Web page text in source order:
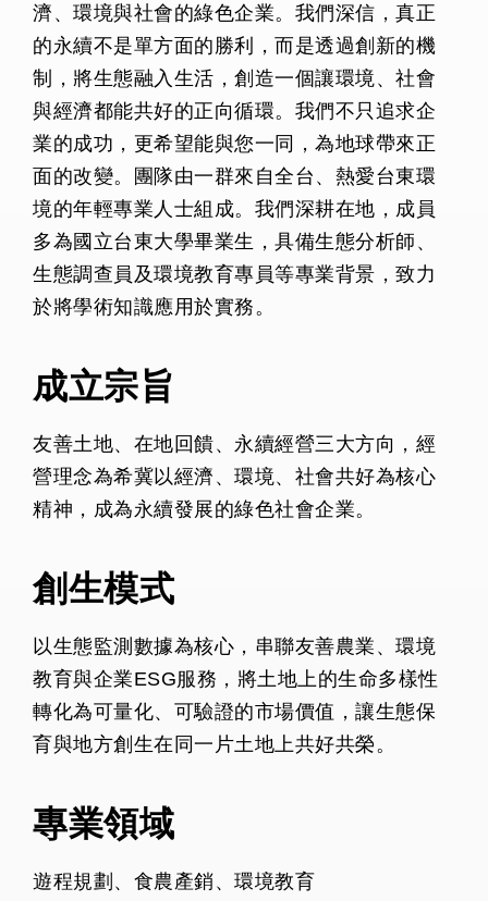
濟、環境與社會的綠色企業。我們深信，真正
的永續不是單方面的勝利，而是透過創新的機
制，將生態融入生活，創造一個讓環境、社會
與經濟都能共好的正向循環。我們不只追求企
業的成功，更希望能與您一同，為地球帶來正
面的改變。團隊由一群來自全台、熱愛台東環
境的年輕專業人士組成。我們深耕在地，成員
多為國立台東大學畢業生，具備生態分析師、
生態調查員及環境教育專員等專業背景，致力
於將學術知識應用於實務。
成立宗旨
友善土地、在地回饋、永續經營三大方向，經
營理念為希冀以經濟、環境、社會共好為核心
精神，成為永續發展的綠色社會企業。
創生模式
以生態監測數據為核心，串聯友善農業、環境
教育與企業ESG服務，將土地上的生命多樣性
轉化為可量化、可驗證的市場價值，讓生態保
育與地方創生在同一片土地上共好共榮。
專業領域
遊程規劃、食農產銷、環境教育